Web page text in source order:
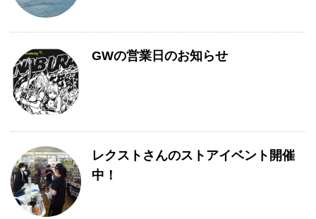
GWの営業日のお知らせ
レクストさんのストアイベント開催
中！